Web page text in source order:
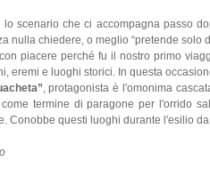
scenario che ci accompagna passo
nulla chiedere, o meglio “pretende solo
piacere perché fu il nostro primo
eremi e luoghi storici. In questa
, protagonista è l'omonima
termine di paragone per l'orrido
Conobbe questi luoghi durante l'esilio